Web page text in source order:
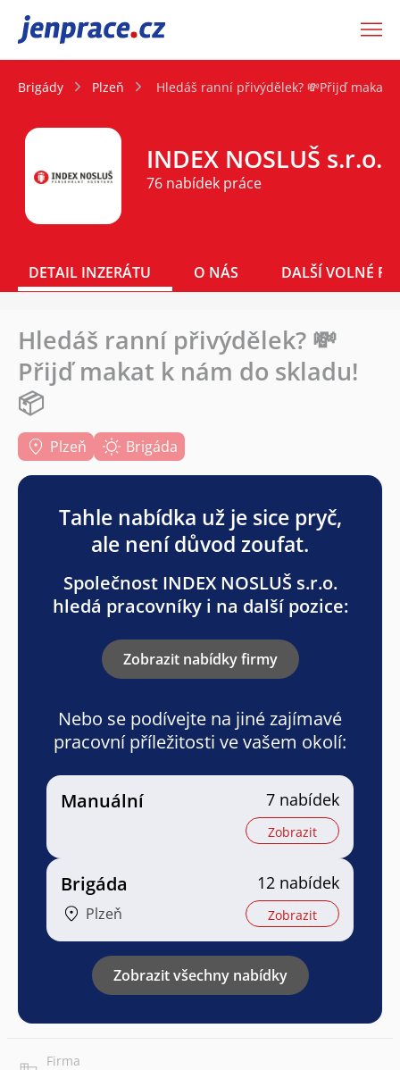
JenPráce.cz
Brigády Plzeň Hledáš ranní přivýdělek? 💸Přijď makat
INDEX NOSLUŠ s.r.o.
76 nabídek práce
DETAIL INZERÁTU O NÁS DALŠÍ VOLNÉ
Hledáš ranní přivýdělek? 💸
Přijď makat k nám do skladu!
📦
Plzeň Brigáda
Tahle nabídka už je sice pryč,
ale není důvod zoufat.
Společnost INDEX NOSLUŠ s.r.o.
hledá pracovníky i na další pozice:
Zobrazit nabídky firmy
Nebo se podívejte na jiné zajímavé
pracovní příležitosti ve vašem okolí:
Manuální 7 nabídek
Zobrazit
Brigáda
Plzeň
12 nabídek
Zobrazit
Zobrazit všechny nabídky
Firma